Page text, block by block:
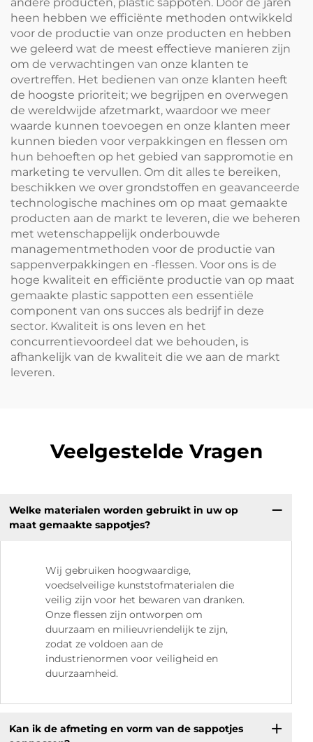
heen hebben we efficiënte methoden ontwikkeld
voor de productie van onze producten en hebben
we geleerd wat de meest effectieve manieren zijn
om de verwachtingen van onze klanten te
overtreffen. Het bedienen van onze klanten heeft
de hoogste prioriteit; we begrijpen en overwegen
de wereldwijde afzetmarkt, waardoor we meer
waarde kunnen toevoegen en onze klanten meer
kunnen bieden voor verpakkingen en flessen om
hun behoeften op het gebied van sappromotie en
marketing te vervullen. Om dit alles te bereiken,
beschikken we over grondstoffen en geavanceerde
technologische machines om op maat gemaakte
producten aan de markt te leveren, die we beheren
met wetenschappelijk onderbouwde
managementmethoden voor de productie van
sappenverpakkingen en -flessen. Voor ons is de
hoge kwaliteit en efficiënte productie van op maat
gemaakte plastic sappotten een essentiële
component van ons succes als bedrijf in deze
sector. Kwaliteit is ons leven en het
concurrentievoordeel dat we behouden, is
afhankelijk van de kwaliteit die we aan de markt
leveren.
Veelgestelde Vragen
Welke materialen worden gebruikt in uw op
maat gemaakte sappotjes?
Wij gebruiken hoogwaardige,
voedselveilige kunststofmaterialen die
veilig zijn voor het bewaren van dranken.
Onze flessen zijn ontworpen om
duurzaam en milieuvriendelijk te zijn,
zodat ze voldoen aan de
industrienormen voor veiligheid en
duurzaamheid.
Kan ik de afmeting en vorm van de sappotjes